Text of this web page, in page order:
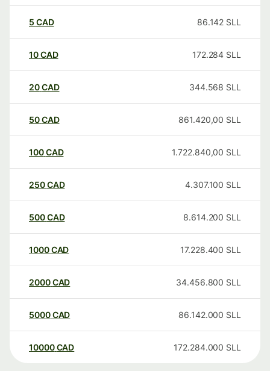
5 CAD 86.142 SLL
10CAD 172.284 SLL
20CAD 344.568 SLL
50CAD 861.420,00 SLL
100CAD 1.722.840,00 SLL
250CAD 4.307.100 SLL
500CAD 8.614.200 SLL
1000CAD 17.228.400 SLL
2000CAD 34.456.800 SLL
5000CAD 86.142.000 SLL
10000 CAD 172.284.000 SLL